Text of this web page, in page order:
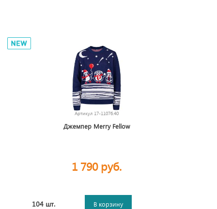
Артикул 17-11076.40
Джемпер Merry Fellow
1 790 руб.
104 шт. В корзину